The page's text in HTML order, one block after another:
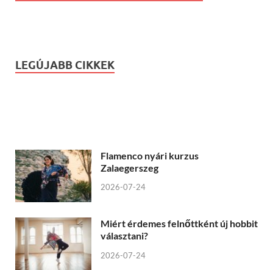
LEGÚJABB CIKKEK
Flamenco nyári kurzus
Zalaegerszeg
2026-07-24
Miért érdemes felnőttként új hobbit
választani?
2026-07-24